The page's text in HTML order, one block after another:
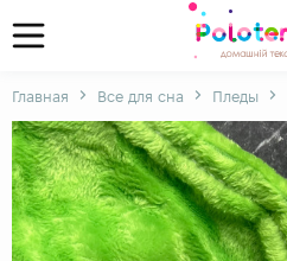
Главная Все для сна Пледы